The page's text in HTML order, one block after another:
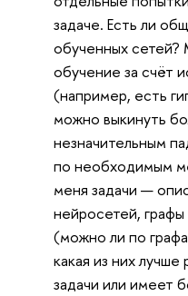
задаче. Есть ли
обученных
обучение за счёт
(например, есть
можно выкинуть
незначительным
по необходимым
меня задачи —
нейросетей, графы
(можно ли по
какая из них
задачи или имеет